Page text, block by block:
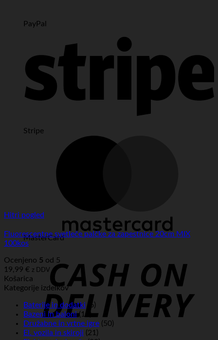
PayPal
Stripe
MasterCard
Hitri pogled
Fluorescentne svetleče palčke za zapestnice 20cm MIX
100kos
Ocenjeno 5 od 5
19,99 € z DDV
Košarica
Kategorije izdelkov
Baterije in dodatki
(6)
Bazeni in baloni (10)
Družabne in vrtne igre (50)
El. vozila in skiroji (21)